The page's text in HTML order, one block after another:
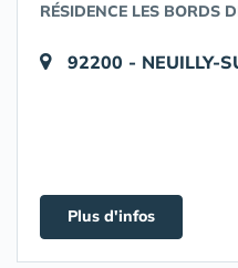
RÉSIDENCE LES BORDS
92200 - NEUILLY-
Plus d'infos